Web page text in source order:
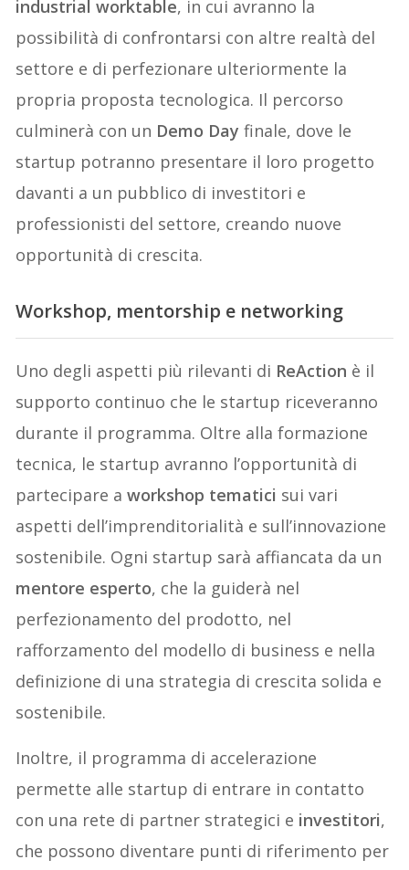
industrial worktable, in cui avranno la
possibilità di confrontarsi con altre realtà del
settore e di perfezionare ulteriormente la
propria proposta tecnologica. Il percorso
culminerà con un Demo Day finale, dove le
startup potranno presentare il loro progetto
davanti a un pubblico di investitori e
professionisti del settore, creando nuove
opportunità di crescita.
Workshop, mentorship e networking
Uno degli aspetti più rilevanti di ReAction è il
supporto continuo che le startup riceveranno
durante il programma. Oltre alla formazione
tecnica, le startup avranno l’opportunità di
partecipare aworkshop tematici sui vari
aspetti dell’imprenditorialità e sull’innovazione
sostenibile. Ogni startup sarà affiancata da un
mentore esperto, che la guiderà nel
perfezionamento del prodotto, nel
rafforzamento del modello di business e nella
definizione di una strategia di crescita solida e
sostenibile.
Inoltre, il programma di accelerazione
permette alle startup di entrare in contatto
con una rete di partner strategici e investitori,
che possono diventare punti di riferimento per